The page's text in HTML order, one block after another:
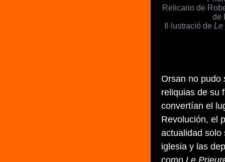
Relicario de
de
Il·lustració deLe
Orsan no pudo
reliquias de su
convertían el
Revolución, el
actualidad solo
iglesia y las